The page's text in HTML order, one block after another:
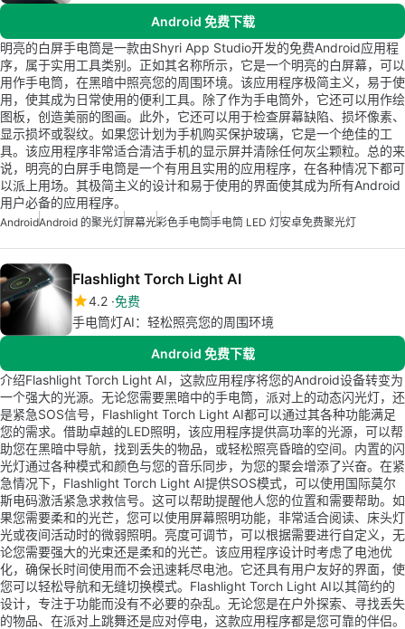
Android 免费下载
明亮的白屏手电筒是一款由Shyri App Studio开发的免费Android应用程
序，属于实用工具类别。正如其名称所示，它是一个明亮的白屏幕，可以
用作手电筒，在黑暗中照亮您的周围环境。该应用程序极简主义，易于使
用，使其成为日常使用的便利工具。除了作为手电筒外，它还可以用作绘
图板，创造美丽的图画。此外，它还可以用于检查屏幕缺陷、损坏像素、
显示损坏或裂纹。如果您计划为手机购买保护玻璃，它是一个绝佳的工
具。该应用程序非常适合清洁手机的显示屏并清除任何灰尘颗粒。总的来
说，明亮的白屏手电筒是一个有用且实用的应用程序，在各种情况下都可
以派上用场。其极简主义的设计和易于使用的界面使其成为所有Android
用户必备的应用程序。
AndroidAndroid 的聚光灯屏幕光彩色手电筒手电筒 LED 灯安卓免费聚光灯
Flashlight Torch Light AI
4.2 免费
手电筒灯AI：轻松照亮您的周围环境
Android 免费下载
介绍Flashlight Torch Light AI，这款应用程序将您的Android设备转变为
一个强大的光源。无论您需要黑暗中的手电筒，派对上的动态闪光灯，还
是紧急SOS信号，Flashlight Torch Light AI都可以通过其各种功能满足
您的需求。借助卓越的LED照明，该应用程序提供高功率的光源，可以帮
助您在黑暗中导航，找到丢失的物品，或轻松照亮昏暗的空间。内置的闪
光灯通过各种模式和颜色与您的音乐同步，为您的聚会增添了兴奋。在紧
急情况下，Flashlight Torch Light AI提供SOS模式，可以使用国际莫尔
斯电码激活紧急求救信号。这可以帮助提醒他人您的位置和需要帮助。如
果您需要柔和的光芒，您可以使用屏幕照明功能，非常适合阅读、床头灯
光或夜间活动时的微弱照明。亮度可调节，可以根据需要进行自定义，无
论您需要强大的光束还是柔和的光芒。该应用程序设计时考虑了电池优
化，确保长时间使用而不会迅速耗尽电池。它还具有用户友好的界面，使
您可以轻松导航和无缝切换模式。Flashlight Torch Light AI以其简约的
设计，专注于功能而没有不必要的杂乱。无论您是在户外探索、寻找丢失
的物品、在派对上跳舞还是应对停电，这款应用程序都是您可靠的伴侣。